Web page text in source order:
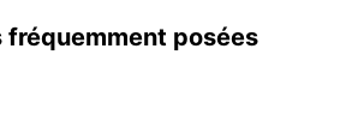
fréquemment posées